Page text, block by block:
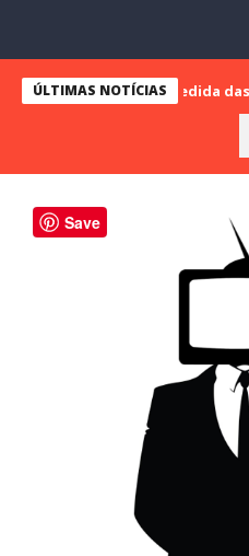
ÚLTIMAS NOTÍCIAS
sua despedida das narrações
Save